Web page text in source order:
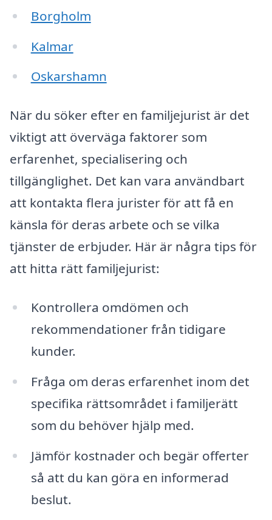
Borgholm
Kalmar
Oskarshamn
När du söker efter en familjejurist är det
viktigt att överväga faktorer som
erfarenhet, specialisering och
tillgänglighet. Det kan vara användbart
att kontakta flera jurister för att få en
känsla för deras arbete och se vilka
tjänster de erbjuder. Här är några tips för
att hitta rätt familjejurist:
Kontrollera omdömen och
rekommendationer från tidigare
kunder.
Fråga om deras erfarenhet inom det
specifika rättsområdet i familjerätt
som du behöver hjälp med.
Jämför kostnader och begär offerter
så att du kan göra en informerad
beslut.